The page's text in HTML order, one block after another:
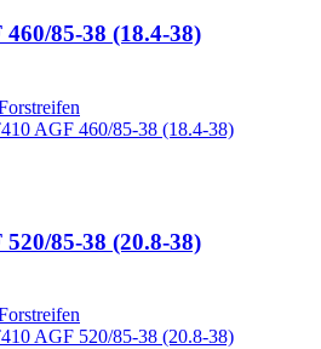
85-38 (18.4-38)
85-38 (20.8-38)